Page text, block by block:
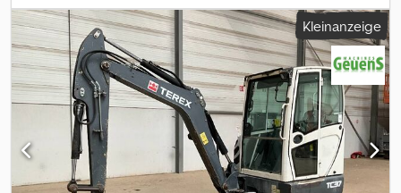
Verwendungszweck: Bauwesen Antrieb: Rad Zylinderzahl: 6 Mast:
Teleskop (4 Teilen) Mastlänge: 56,08 m Hubkapazität: 110.000 kg
Marke des Aufbaus: TEREX TR110 QUADSTAR 1100 + JIB
Technischer Zustand: sehr gut Dodpowudg Dofx Anmswa
Optischer Zustand: sehr gut
Kleinanzeige